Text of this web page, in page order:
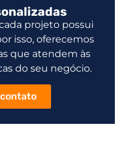
projeto possui
isso, oferecemos
que atendem às
do seu negócio.